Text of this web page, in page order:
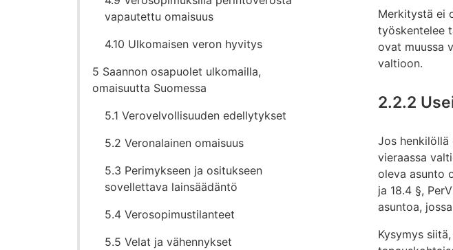
vapautettu omaisuus
4.10 Ulkomaisen veron hyvitys
5 Saannon osapuolet ulkomailla,
omaisuutta Suomessa
5.1 Verovelvollisuuden edellytykset
5.2 Veronalainen omaisuus
5.3 Perimykseen ja ositukseen
sovellettava lainsäädäntö
5.4 Verosopimustilanteet
5.5 Velat ja vähennykset
Merkitystä ei
työskentelee
ovat muussa
valtioon.
2.2.2
Jos henkilöllä
vieraassa
oleva asunto
ja 18.4 §,
asuntoa,
Kysymys